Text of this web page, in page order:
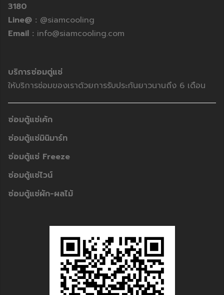
3180
Line@ : @siamcooling
Email : info@siamcooling.com
บริการซ่อมตู่แช่
ให้บริการซ่อมของเราด้วยการรับประกันยาวนานถึง 6 เดือน
ซ่อมตู้แช่เค้ก
ซ่อมตู้แช่มินิมาร์ท
ซ่อมตู้แช่ Freeze
ซ่อมตู้แช่ไวน์
ซ่อมตู้แช่ผัก-ผลไม้